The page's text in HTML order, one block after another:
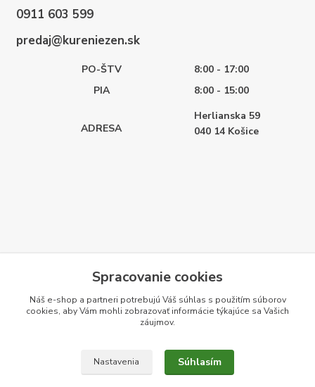
0911 603 599
predaj@kureniezen.sk
PO-ŠTV
8:00 - 17:00
PIA
8:00 - 15:00
ADRESA
Herlianska 59
040 14 Košice
Spracovanie cookies
Náš e-shop a partneri potrebujú Váš súhlas s použitím súborov
cookies, aby Vám mohli zobrazovať informácie týkajúce sa Vašich
záujmov.
Nastavenia Súhlasím